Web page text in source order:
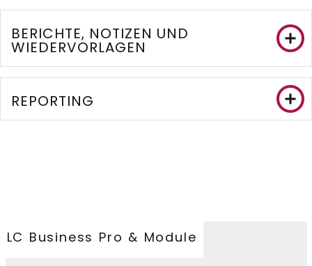
BERICHTE, NOTIZEN UND
WIEDERVORLAGEN
REPORTING
LC Business Pro & Module